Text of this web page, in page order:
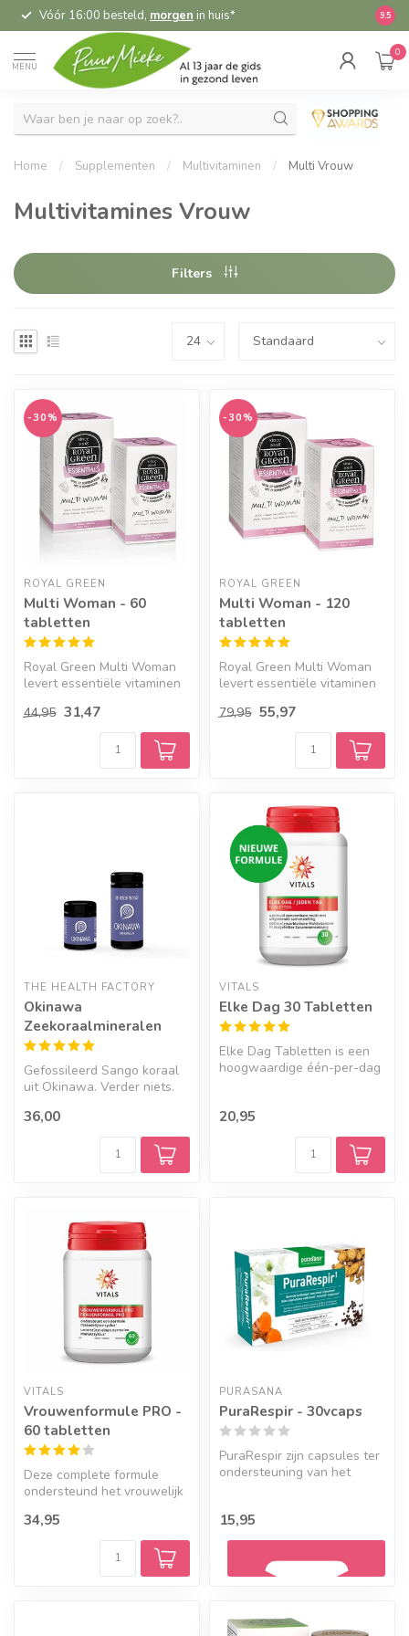
Vóór 16:00 besteld, morgen in huis* 9.5
MENU
0
Home / Supplementen / Multivitaminen / Multi Vrouw
Multivitamines Vrouw
Filters
-30%
ROYAL GREEN
Multi Woman - 60
tabletten
Royal Green Multi Woman
levert essentiële vitaminen
n...
44,95 31,47
-30%
ROYAL GREEN
Multi Woman - 120
tabletten
Royal Green Multi Woman
levert essentiële vitaminen
n...
79,95 55,97
THE HEALTH FACTORY
Okinawa
Zeekoraalmineralen
Gefossileerd Sango koraal
uit Okinawa. Verder niets.
36,00
VITALS
Elke Dag 30 Tabletten
Elke Dag Tabletten is een
hoogwaardige één-per-dag
20,95
VITALS
Vrouwenformule PRO -
60 tabletten
Deze complete formule
ondersteund het vrouwelijk
en b...
34,95
PURASANA
PuraRespir - 30vcaps
PuraRespir zijn capsules ter
ondersteuning van het
15,95